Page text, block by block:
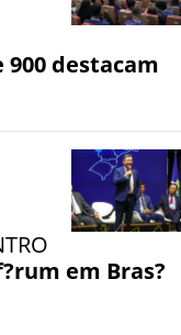
destacam
em Bras?